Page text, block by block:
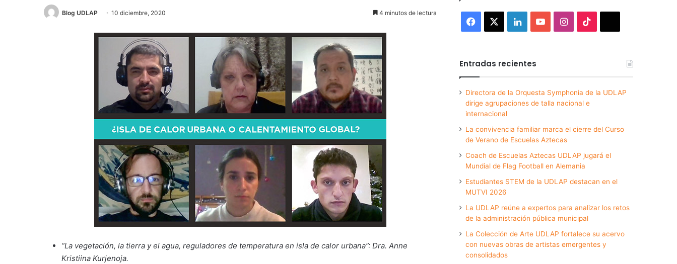
Blog UDLAP 10 diciembre, 2020 4 minutos de lectura
“La vegetación, la tierra y el agua, reguladores de temperatura en isla de calor urbana”: Dra. Anne
Kristiina Kurjenoja.
Facebook LinkedInYouTubeInstagram
Entradas recientes
Directora de la Orquesta Symphonia de la UDLAP
dirige agrupaciones de talla nacional e
internacional
La convivencia familiar marca el cierre del Curso
de Verano de Escuelas Aztecas
Coach de Escuelas Aztecas UDLAP jugará el
Mundial de Flag Football en Alemania
Estudiantes STEM de la UDLAP destacan en el
MUTVI 2026
La UDLAP reúne a expertos para analizar los retos
de la administración pública municipal
La Colección de Arte UDLAP fortalece su acervo
con nuevas obras de artistas emergentes y
consolidados